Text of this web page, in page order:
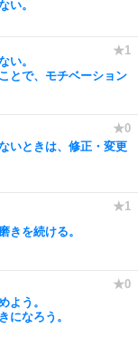
い。
い。
とで、モチベーション
いときは、修正・変更
きを続ける。
よう。
になろう。